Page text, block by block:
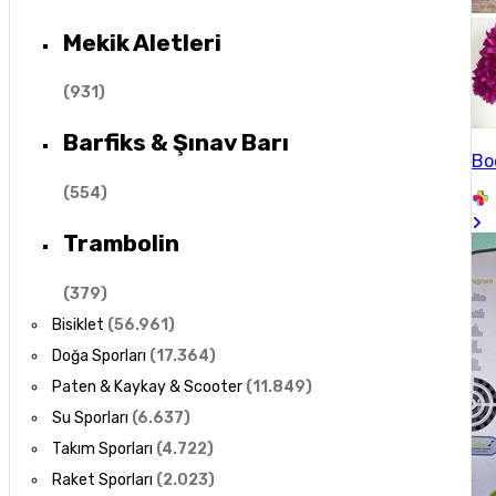
Mekik Aletleri
(931)
Barfiks & Şınav Barı
(554)
Trambolin
(379)
Bisiklet (56.961)
Doğa Sporları (17.364)
Paten & Kaykay & Scooter (11.849)
Su Sporları (6.637)
Takım Sporları (4.722)
Raket Sporları (2.023)